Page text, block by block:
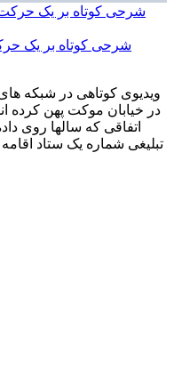
شرحی کوتاه بر یک
ویدیوی کوتاهی در شبکه
در خیابان موکت پهن کرده
اتفاقی که سالها روی
تبلیغی شماره یک ستاد